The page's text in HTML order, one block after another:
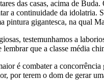
das casas, acima de
a continuidade da idolatria.
pintura gigantesca, na qual
testemunhamos a
que a classe média
é combater a
por terem o dom de gerar